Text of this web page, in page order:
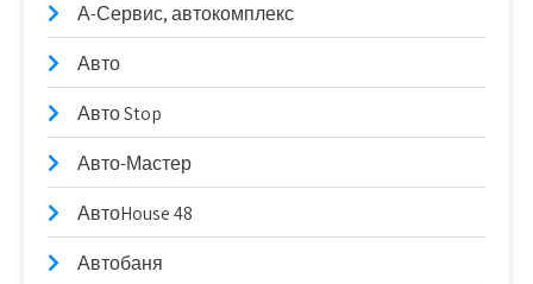
А-Сервис, автокомплекс
Авто
Авто Stop
Авто-Мастер
АвтоHouse 48
Автобаня